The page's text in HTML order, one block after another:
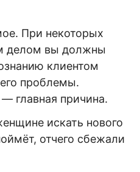
При некоторых
делом вы должны
клиентом
проблемы.
главная причина.
искать нового
отчего сбежали